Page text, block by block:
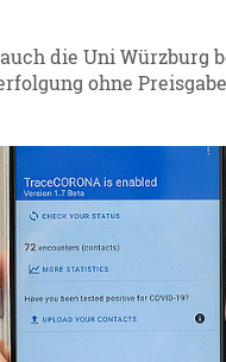
auch die Uni
ohne